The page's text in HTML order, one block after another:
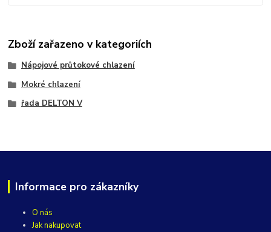
Zboží zařazeno v kategoriích
Nápojové průtokové chlazení
Mokré chlazení
řada DELTON V
Informace pro zákazníky
O nás
Jak nakupovat